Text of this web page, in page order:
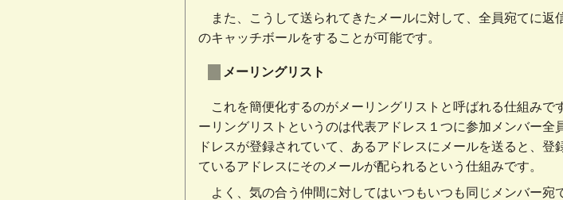
また、こうして送られてきたメールに対して、全員宛てに
のキャッチボールをすることが可能です。
メーリングリスト
これを簡便化するのがメーリングリストと呼ばれる仕組みで
ーリングリストというのは代表アドレス１つに参加メンバー全
ドレスが登録されていて、あるアドレスにメールを送ると、登
ているアドレスにそのメールが配られるという仕組みです。
よく、気の合う仲間に対してはいつもいつも同じメンバー宛